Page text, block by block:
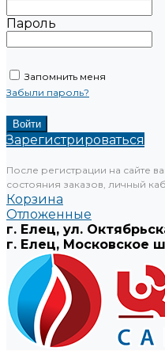
Пароль
Запомнить меня
Забыли пароль?
Зарегистрироваться
После регистрации на сайте
состояния заказов, личный
Корзина
Отложенные
г. Елец, ул.
г. Елец, Московское